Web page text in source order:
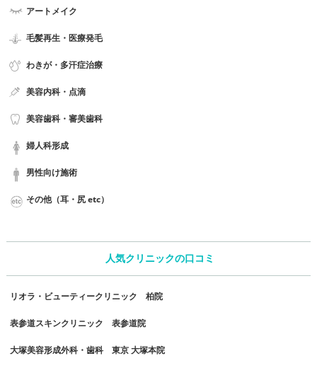
アートメイク
毛髪再生・医療発毛
わきが・多汗症治療
美容内科・点滴
美容歯科・審美歯科
婦人科形成
男性向け施術
その他（耳・尻 etc）
人気クリニックの口コミ
リオラ・ビューティークリニック 柏院
表参道スキンクリニック 表参道院
大塚美容形成外科・歯科 東京 大塚本院